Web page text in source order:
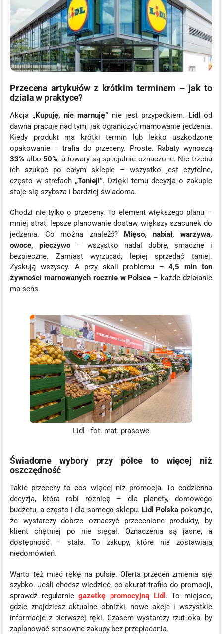
Przecena artykułów z krótkim terminem – jak to
działa w praktyce?
Akcja „Kupuję, nie marnuję” nie jest przypadkiem. Lidl
od
dawna pracuje nad tym, jak ograniczyć marnowanie jedzenia.
Kiedy produkt ma krótki termin lub lekko uszkodzone
opakowanie – trafia do przeceny. Proste. Rabaty wynoszą
33% albo50%, a towary są specjalnie oznaczone. Nie trzeba
ich szukać po całym sklepie – wszystko jest czytelne,
często w strefach „Taniej!”. Dzięki temu decyzja o zakupie
staje się szybsza i bardziej świadoma.
Chodzi nie tylko o przeceny. To element większego planu –
mniej strat, lepsze planowanie dostaw, większy szacunek do
jedzenia. Co można znaleźć?
Mięso, nabiał, warzywa,
owoce, pieczywo – wszystko nadal dobre, smaczne i
bezpieczne. Zamiast wyrzucać, lepiej sprzedać taniej.
Zyskują wszyscy. A przy skali problemu –4,5 mln ton
żywności marnowanych rocznie w Polsce – każde działanie
ma sens.
Lidl - fot. mat. prasowe
Świadome wybory przy półce to więcej niż
oszczędność
Takie przeceny to coś więcej niż promocja. To codzienna
decyzja, która robi różnicę – dla planety, domowego
budżetu, a często i dla samego sklepu. Lidl Polska pokazuje,
że wystarczy dobrze oznaczyć przecenione produkty, by
klient chętniej po nie sięgał. Oznaczenia są jasne, a
dostępność – stała. To zakupy, które nie zostawiają
niedomówień.
Warto też mieć rękę na pulsie. Oferta przecen zmienia się
szybko. Jeśli chcesz wiedzieć, co akurat trafiło do promocji,
sprawdź regularniegazetkę promocyjną Lidl . To miejsce,
gdzie znajdziesz aktualne obniżki, nowe akcje i wszystkie
informacje z pierwszej ręki. Czasem wystarczy rzut oka, by
zaplanować sensowne zakupy bez przepłacania.